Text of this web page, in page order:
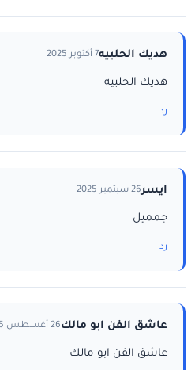
هديك الحلبيه7 أكتوبر 2025
هديك الحلبيه
رد
ايسر26 سبتمبر 2025
جمميل
رد
عاشق الفن ابو مالك26 أغسطس 2025
عاشق الفن ابو مالك